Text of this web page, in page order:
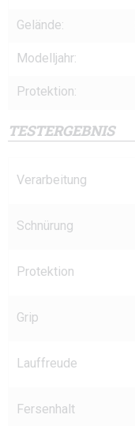
Gelände:
Modelljahr:
Protektion:
TESTERGEBNIS
Verarbeitung
Schnürung
Protektion
Grip
Lauffreude
Fersenhalt